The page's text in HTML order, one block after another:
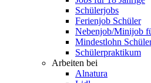
Schülerjobs
Ferienjob Schüler
Nebenjob/Minijob
Mindestlohn
Schülerpraktikum
Arbeiten bei
Alnatura